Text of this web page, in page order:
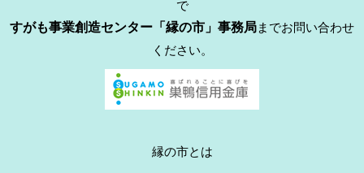
で
すがも事業創造センター「縁の市」事務局までお問い合わせ
ください。
縁の市とは